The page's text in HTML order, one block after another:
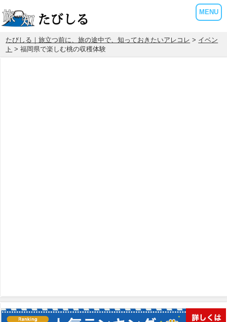
MENU
たびしる｜旅立つ前に、旅の途中で、知っておきたいアレコレ > イベン
ト > 福岡県で楽しむ桃の収穫体験